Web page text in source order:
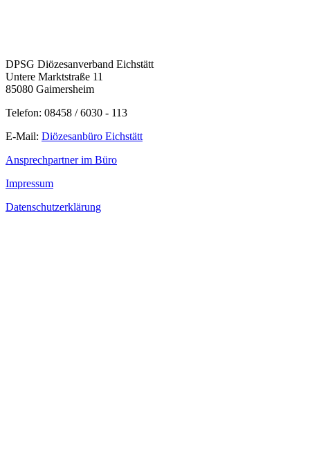
DPSG Diözesanverband Eichstätt
Untere Marktstraße 11
85080 Gaimersheim
Telefon: 08458 / 6030 - 113
E-Mail: Diözesanbüro Eichstätt
Ansprechpartner im Büro
Impressum
Datenschutzerklärung